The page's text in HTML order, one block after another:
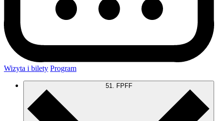
Wizyta i bilety Program
51. FPFF